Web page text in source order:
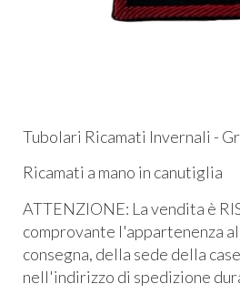
Tubolari Ricamati Invernali -
Ricamati a mano in canutiglia
ATTENZIONE: La vendita è
comprovante l'appartenenza
consegna, della sede della
nell'indirizzo di spedizione